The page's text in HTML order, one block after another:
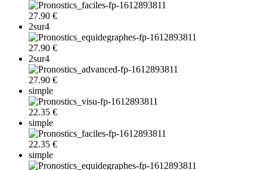
27.90 €
2sur4
27.90 €
2sur4
27.90 €
simple
22.35 €
simple
22.35 €
simple